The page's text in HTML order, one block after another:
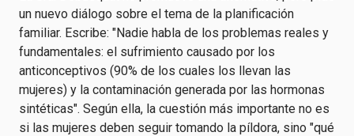
un nuevo diálogo sobre el tema de la planificación
familiar. Escribe: "Nadie habla de los problemas reales y
fundamentales: el sufrimiento causado por los
anticonceptivos (90% de los cuales los llevan las
mujeres) y la contaminación generada por las hormonas
sintéticas". Según ella, la cuestión más importante no es
si las mujeres deben seguir tomando la píldora, sino "qué